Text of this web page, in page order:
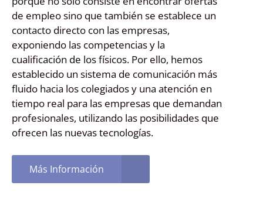
de empleo sino que también se establece un
contacto directo con las empresas,
exponiendo las competencias y la
cualificación de los físicos. Por ello, hemos
establecido un sistema de comunicación más
fluido hacia los colegiados y una atención en
tiempo real para las empresas que demandan
profesionales, utilizando las posibilidades que
ofrecen las nuevas tecnologías.
Más Información